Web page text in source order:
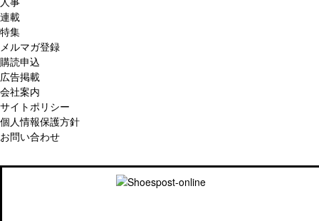
連載
特集
メルマガ登録
購読申込
広告掲載
会社案内
サイトポリシー
個人情報保護方針
お問い合わせ